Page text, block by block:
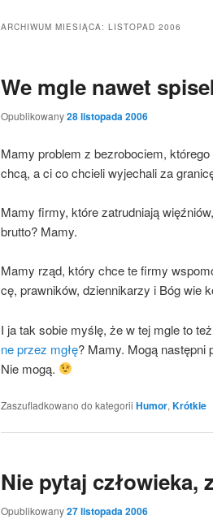
ARCHIWUM MIESIĄCA: LISTOPAD 2006
We mgle nawet
Opublikowany28 listopada 2006
Mamy pro­blem z bez­ro­bo­ciem,
chcą, a ci co chcie­li wyje­cha­li za
Mamy fir­my, któ­re zatrud­nia­ją
brut­to? Mamy.
Mamy rząd, któ­ry chce te fir­my
cę, praw­ni­ków, dzien­ni­ka­rzy i Bóg wie
I ja tak sobie myślę, że w tej mgle to
ne przez mgłę? Mamy. Mogą następ­ni
Nie mogą.
Zaszufladkowano do kategorii Humor, Krótkie
Nie pytaj człowieka,
Opublikowany27 listopada 2006